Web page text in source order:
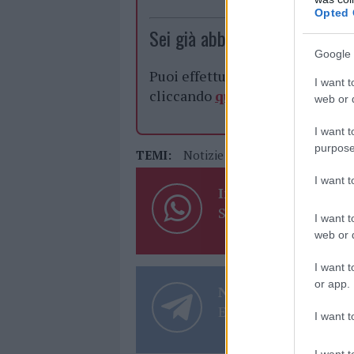
Opted
Google
I want
web or
I want
I want
I want
web or
I want
or app.
I want
Sei già abbonato?
Puoi effettuare l'accesso
cliccando qui
TEMI: Notizie Gallura Pagamento
Inviaci le tue
Su WhatsApp al
Notizie in tempo
Entra nel canale